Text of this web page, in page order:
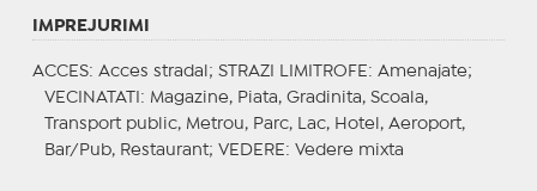
IMPREJURIMI
ACCES: Acces stradal; STRAZI LIMITROFE : Amenajate;
VECINATATI : Magazine, Piata, Gradinita, Scoala,
Transport public, Metrou, Parc, Lac, Hotel, Aeroport,
Bar/Pub, Restaurant; VEDERE : Vedere mixta